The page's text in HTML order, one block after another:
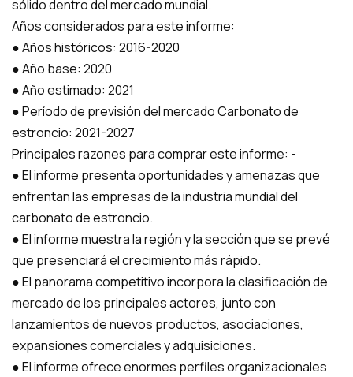
sólido dentro del mercado mundial.
Años considerados para este informe:
● Años históricos: 2016-2020
● Año base: 2020
● Año estimado: 2021
● Período de previsión del mercado Carbonato de
estroncio: 2021-2027
Principales razones para comprar este informe: -
● El informe presenta oportunidades y amenazas que
enfrentan las empresas de la industria mundial del
carbonato de estroncio.
● El informe muestra la región y la sección que se prevé
que presenciará el crecimiento más rápido.
● El panorama competitivo incorpora la clasificación de
mercado de los principales actores, junto con
lanzamientos de nuevos productos, asociaciones,
expansiones comerciales y adquisiciones.
● El informe ofrece enormes perfiles organizacionales